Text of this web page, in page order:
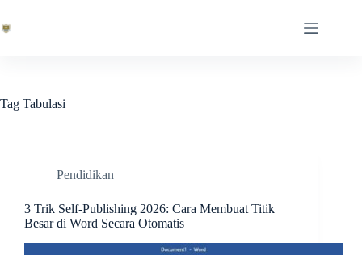
content
Tag Tabulasi
Pendidikan
3 Trik Self-Publishing 2026: Cara Membuat Titik
Besar di Word Secara Otomatis